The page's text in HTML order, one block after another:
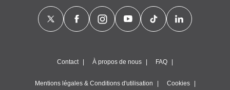
Contact À propos de nous FAQ
Mentions légales & Conditions d'utilisation Cookies